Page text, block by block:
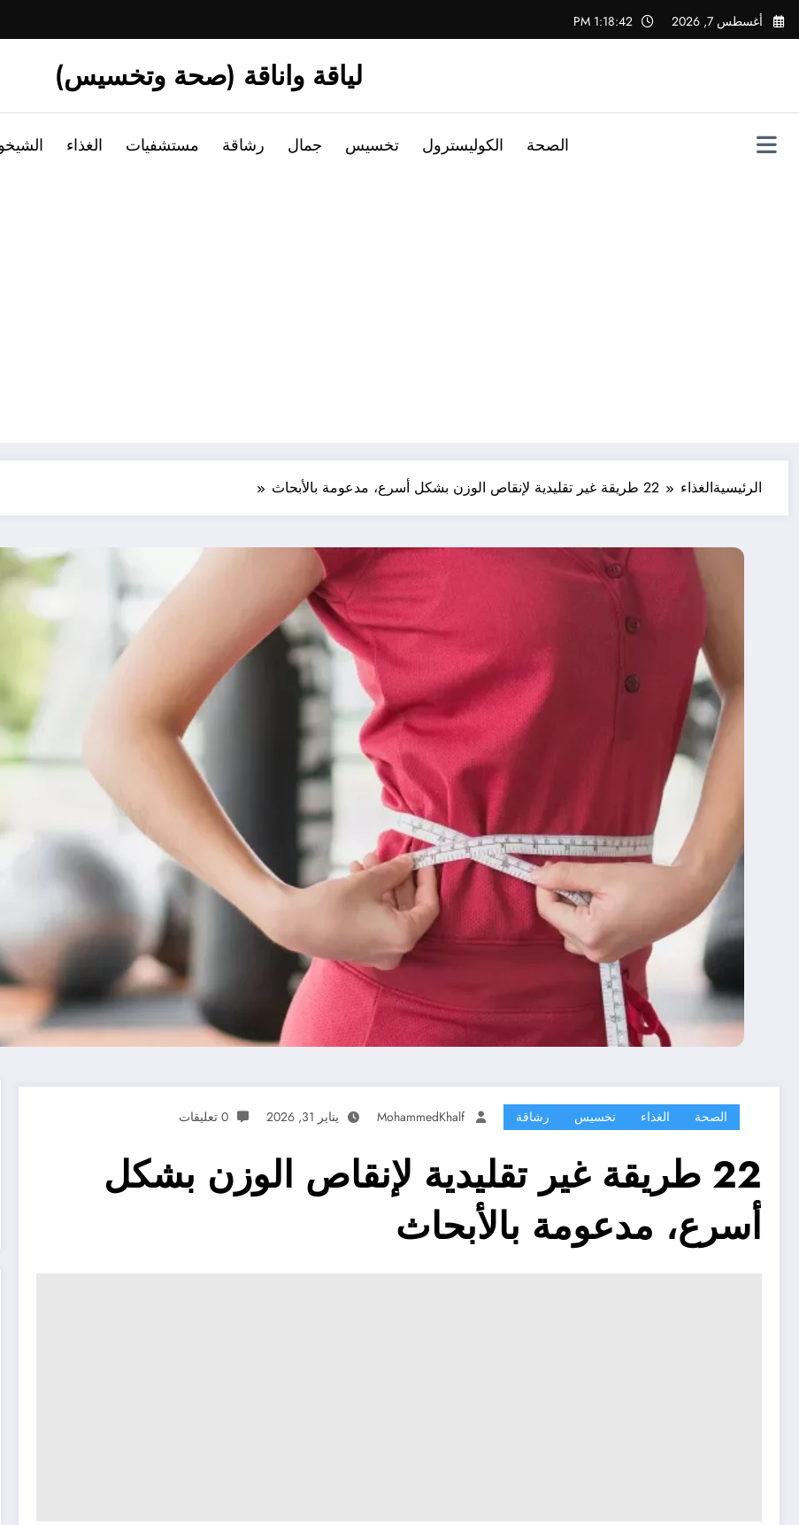
التجاوز
إلى
أغسطس 7, 2026 1:18:43 PM
لياقة واناقة (صحة وتخسيس)
الصحة الكوليسترول تخسيس جمال رشاقة مستشفيات الغذاء
الرئيسيةالغذاء 22 طريقة غير تقليدية لإنقاص الوزن بشكل أسرع، مدعومة بالأبحاث
الصحة الغذاء تخسيس رشاقة MohammedKhalf يناير 31, 2026 0 تعليقات
22 طريقة غير تقليدية لإنقاص الوزن بشكل
أسرع، مدعومة بالأبحاث